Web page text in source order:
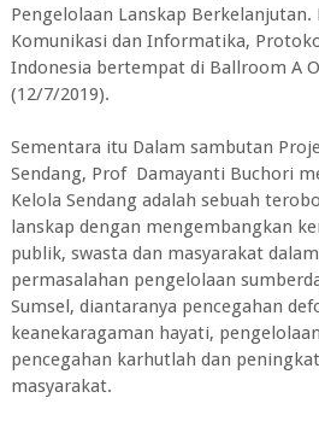
Pengelolaan Lanskap Berkelanjutan.
Komunikasi dan Informatika,
Indonesia bertempat di Ballroom A
(12/7/2019).
Sementara itu Dalam sambutan
Sendang, Prof Damayanti Buchori
Kelola Sendang adalah sebuah
lanskap dengan mengembangkan
publik, swasta dan masyarakat
permasalahan pengelolaan
Sumsel, diantaranya pencegahan
keanekaragaman hayati,
pencegahan karhutlah dan
masyarakat.